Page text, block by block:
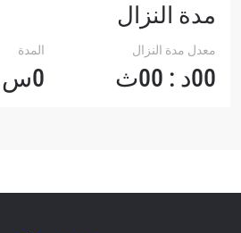
مدة النزال
معدل مدة النزال
00د : 00ث
المدة
0س : 00د : 00ث